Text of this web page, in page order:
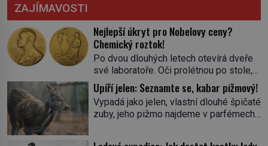
ZAJÍMAVOSTI
Nejlepší úkryt pro Nobelovy ceny?
Chemický roztok!
Po dvou dlouhých letech otevírá dveře
své laboratoře. Oči prolétnou po stole,
aby pak ulpěly na regálu, kde se nachází
všemožné látky. Hledá žluto-oranžovou
tekutinu, jakmile ji zahlédne, nesmírně
se mu uleví. Teď může svůj plán
skrývá směs s názvem lučavka
Upíří jelen: Seznamte se, kabar pižmový!
Vypadá jako jelen, vlastní dlouhé špičaté
zuby, jeho pižmo najdeme v parfémech